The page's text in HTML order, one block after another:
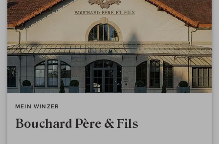
MEIN WINZER
Bouchard Père & Fils